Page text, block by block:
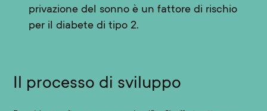
privazione del sonno è un fattore di rischio
per il diabete di tipo 2.
Il processo di sviluppo